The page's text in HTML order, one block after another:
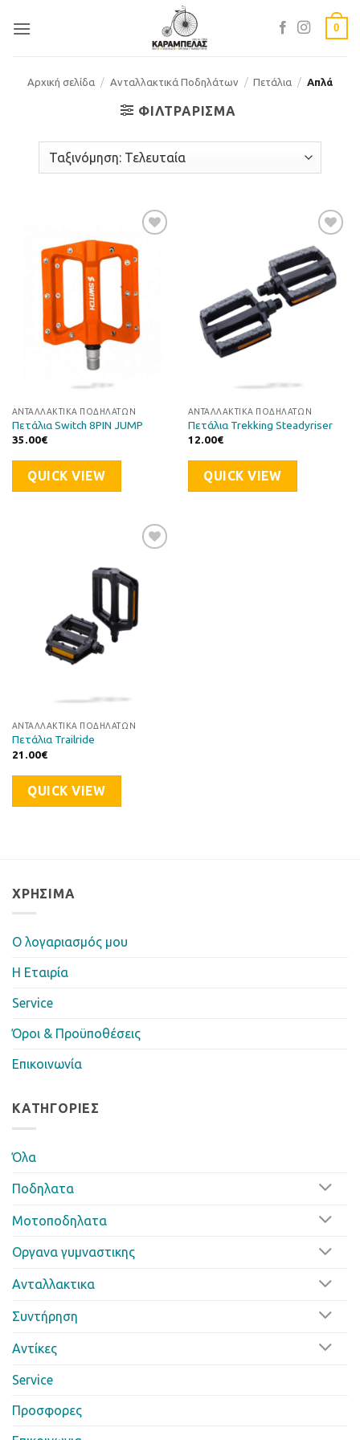
0
Αρχική σελίδα / Ανταλλακτικά Ποδηλάτων / Πετάλια / Απλά
ΦΙΛΤΡΆΡΙΣΜΑ
Προσθήκη
στη Λίστα
Επιθυμιών
ΑΝΤΑΛΛΑΚΤΙΚΆ ΠΟΔΗΛΆΤΩΝ
Πετάλια Switch 8PIN JUMP
35.00€
QUICK VIEW
Προσθήκη
στη Λίστα
Επιθυμιών
ΑΝΤΑΛΛΑΚΤΙΚΆ ΠΟΔΗΛΆΤΩΝ
Πετάλια Trekking Steadyriser
12.00€
QUICK VIEW
στη Λίστα
Επιθυμιών
ΑΝΤΑΛΛΑΚΤΙΚΆ ΠΟΔΗΛΆΤΩΝ
Πετάλια Trailride
21.00€
QUICK VIEW
ΧΡΉΣΙΜΑ
Ο λογαριασμός μου
Η Eταιρία
Service
Όροι & Προϋποθέσεις
Επικοινωνία
ΚΑΤΗΓΟΡΊΕΣ
Όλα
Ποδηλατα
Μοτοποδηλατα
Οργανα γυμναστικης
Ανταλλακτικα
Συντήρηση
Αντίκες
Service
Προσφορες